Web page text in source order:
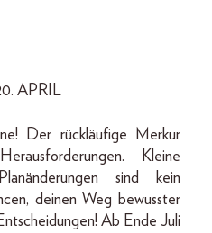
APRIL
Der rückläufige Merkur
Kleine
sind kein
deinen Weg bewusster
Ab Ende Juli